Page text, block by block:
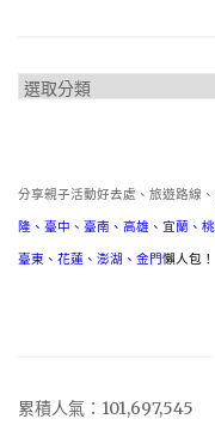
分
分享親子活動好去處、旅遊路線
隆 、 臺中 、 臺南 、 高雄 、 宜蘭 、
臺東 、 花蓮 、 澎湖 、 金門懶人包！
累積人氣：101,697,545